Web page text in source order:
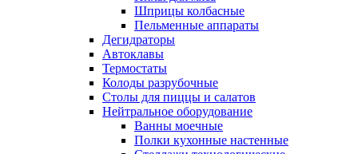
Шприцы колбасные
Пельменные аппараты
Дегидраторы
Автоклавы
Термостаты
Колоды разрубочные
Столы для пиццы и салатов
Нейтральное оборудование
Ванны моечные
Полки кухонные настенные